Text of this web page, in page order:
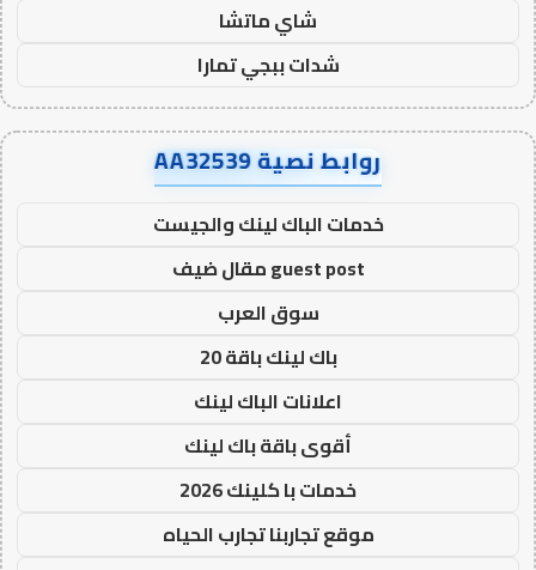
شاي ماتشا
شدات ببجي تمارا
روابط نصية AA32539
خدمات الباك لينك والجيست
guest post مقال ضيف
سوق العرب
باك لينك باقة 20
اعلانات الباك لينك
أقوى باقة باك لينك
خدمات با كلينك 2026
موقع تجاربنا تجارب الحياه